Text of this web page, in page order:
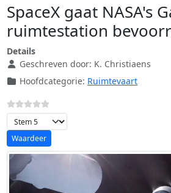
SpaceX gaat NASA's
ruimtestation
Details
Geschreven door: K. Christiaens
Hoofdcategorie: Ruimtevaart
Voeg waardering toe